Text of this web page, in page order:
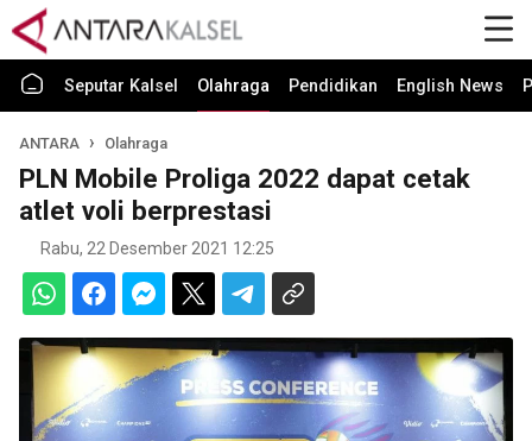
Seputar Kalsel Olahraga Pendidikan English News
ANTARA Olahraga
PLN Mobile Proliga 2022 dapat cetak
atlet voli berprestasi
Rabu, 22 Desember 2021 12:25